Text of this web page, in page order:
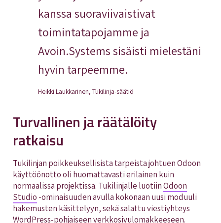
kanssa suoraviivaistivat
toimintatapojamme ja
Avoin.Systems sisäisti mielestäni
hyvin tarpeemme.
Heikki Laukkarinen, Tukilinja-säätiö
Turvallinen ja räätälöity
ratkaisu
Tukilinjan poikkeuksellisista tarpeista johtuen Odoon
käyttöönotto oli huomattavasti erilainen kuin
normaalissa projektissa. Tukilinjalle luotiinOdoon
Studio -ominaisuuden avulla kokonaan uusi moduuli
hakemusten käsittelyyn, sekä salattu viestiyhteys
WordPress-pohjaiseen verkkosivulomakkeeseen.